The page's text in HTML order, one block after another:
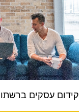
קידום עסקים